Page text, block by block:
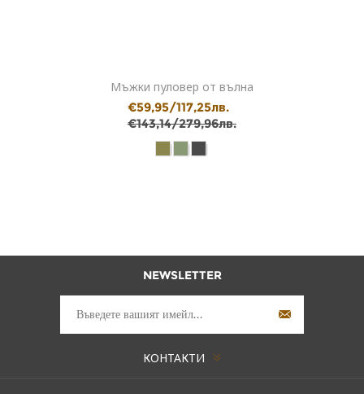
Мъжки пуловер от вълна
€59,95/117,25лв.
€143,14/279,96лв.
NEWSLETTER
КОНТАКТИ